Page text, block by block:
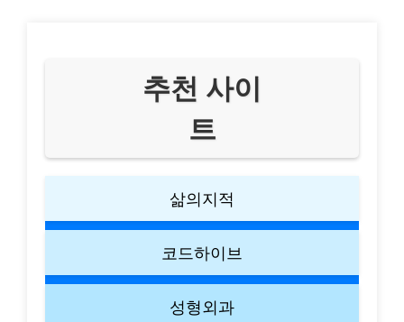
추천 사이
트
삶의지적
코드하이브
성형외과